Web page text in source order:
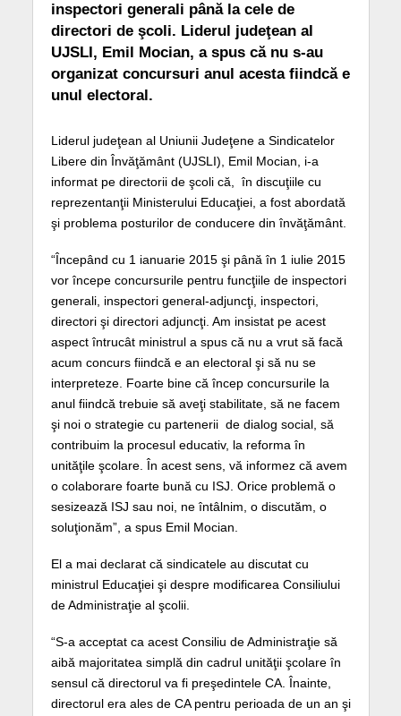
inspectori generali până la cele de
directori de şcoli. Liderul judeţean al
UJSLI, Emil Mocian, a spus că nu s-au
organizat concursuri anul acesta fiindcă e
unul electoral.
Liderul judeţean al Uniunii Judeţene a Sindicatelor
Libere din Învăţământ (UJSLI), Emil Mocian, i-a
informat pe directorii de şcoli că, în discuţiile cu
reprezentanţii Ministerului Educaţiei, a fost abordată
şi problema posturilor de conducere din învăţământ.
“Începând cu 1 ianuarie 2015 şi până în 1 iulie 2015
vor începe concursurile pentru funcţiile de inspectori
generali, inspectori general-adjuncţi, inspectori,
directori şi directori adjuncţi. Am insistat pe acest
aspect întrucât ministrul a spus că nu a vrut să facă
acum concurs fiindcă e an electoral şi să nu se
interpreteze. Foarte bine că încep concursurile la
anul fiindcă trebuie să aveţi stabilitate, să ne facem
şi noi o strategie cu partenerii de dialog social, să
contribuim la procesul educativ, la reforma în
unităţile şcolare. În acest sens, vă informez că avem
o colaborare foarte bună cu ISJ. Orice problemă o
sesizează ISJ sau noi, ne întâlnim, o discutăm, o
soluţionăm”, a spus Emil Mocian.
El a mai declarat că sindicatele au discutat cu
ministrul Educaţiei şi despre modificarea Consiliului
de Administraţie al şcolii.
“S-a acceptat ca acest Consiliu de Administraţie să
aibă majoritatea simplă din cadrul unităţii şcolare în
sensul că directorul va fi preşedintele CA. Înainte,
directorul era ales de CA pentru perioada de un an şi